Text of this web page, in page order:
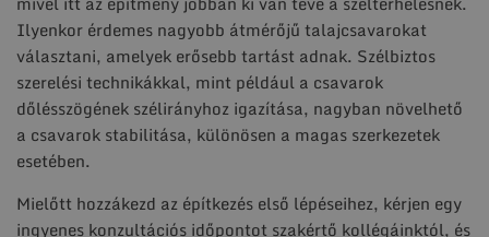
Ilyenkor érdemes nagyobb átmérőjű talajcsavarokat
választani, amelyek erősebb tartást adnak. Szélbiztos
szerelési technikákkal, mint például a csavarok
dőlésszögének szélirányhoz igazítása, nagyban növelhető
a csavarok stabilitása, különösen a magas szerkezetek
esetében.
Mielőtt hozzákezd az építkezés első lépéseihez, kérjen egy
ingyenes konzultációs időpontot szakértő kollégáinktól, és